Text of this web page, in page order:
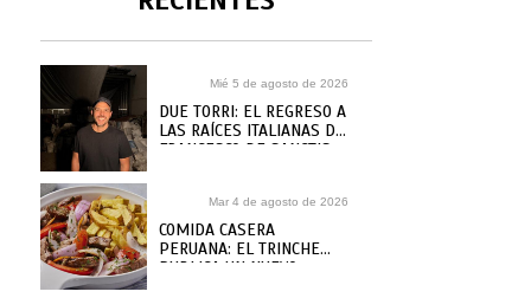
Mié 5 de agosto de 2026
DUE TORRI: EL REGRESO A
LAS RAÍCES ITALIANAS DE
FRANCESCO DE SANCTIS
Mar 4 de agosto de 2026
COMIDA CASERA
PERUANA: EL TRINCHE
PUBLICA UN NUEVO